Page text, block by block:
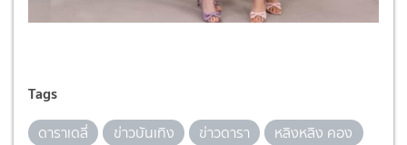
Tags
ดาราเดลี่ ข่าวบันเทิง ข่าวดารา
หลิงหลิง คอง